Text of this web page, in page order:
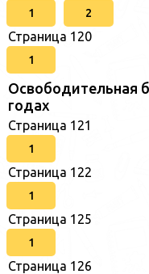
1 2
Страница 120
1
Освободительная
годах
Страница 121
1
Страница 122
1
Страница 125
1
Страница 126